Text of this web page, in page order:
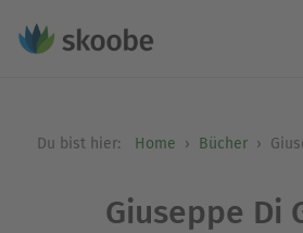
Du bist hier: Home Bücher
Giuseppe Di